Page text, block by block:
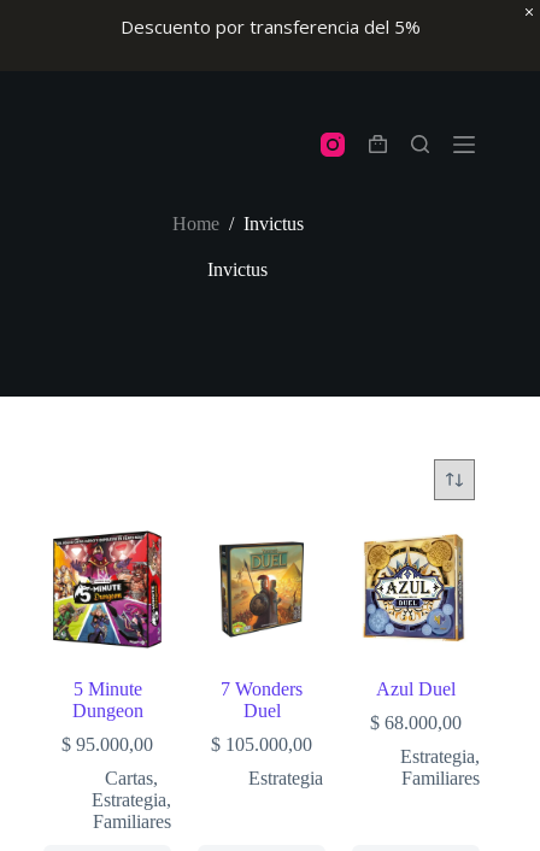
Descuento por transferencia del 5%
Shopping
Home / Invictus
Invictus
5 Minute
Dungeon
$ 95.000,00
Cartas,
Estrategia,
Familiares
7 Wonders
Duel
$ 105.000,00
Estrategia
Azul Duel
$ 68.000,00
Estrategia,
Familiares